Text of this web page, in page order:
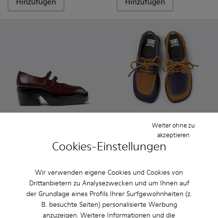
Cookies-Einstellungen
Wir verwenden eigene Cookies und Cookies von
Drittanbietern zu Analysezwecken und um Ihnen auf
der Grundlage eines Profils Ihrer Surfgewohnheiten (z.
B. besuchte Seiten) personalisierte Werbung
anzuzeigen. Weitere Informationen und die
Weiter ohne zu
akzeptieren
Billie - K201805-001 - Weinrote Lederschuhe für Damen.
Billie - K201805-003
Billie - K201805-002
-40%
Hinzufügen
Twins - K201742-005 -
Twins - K201742-007
129 €
185 € -30%
Hinzufügen